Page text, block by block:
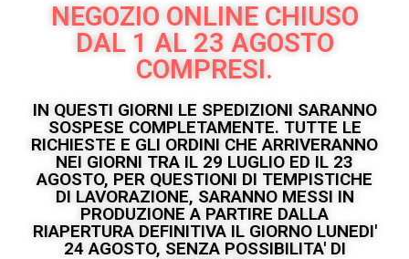
NEGOZIO ONLINE CHIUSO
DAL 1 AL 23 AGOSTO
COMPRESI.
IN QUESTI GIORNI LE SPEDIZIONI SARANNO
SOSPESE COMPLETAMENTE. TUTTE LE
RICHIESTE E GLI ORDINI CHE ARRIVERANNO
NEI GIORNI TRA IL 29 LUGLIO ED IL 23
AGOSTO, PER QUESTIONI DI TEMPISTICHE
DI LAVORAZIONE, SARANNO MESSI IN
PRODUZIONE A PARTIRE DALLA
RIAPERTURA DEFINITIVA IL GIORNO LUNEDI'
24 AGOSTO, SENZA POSSIBILITA' DI